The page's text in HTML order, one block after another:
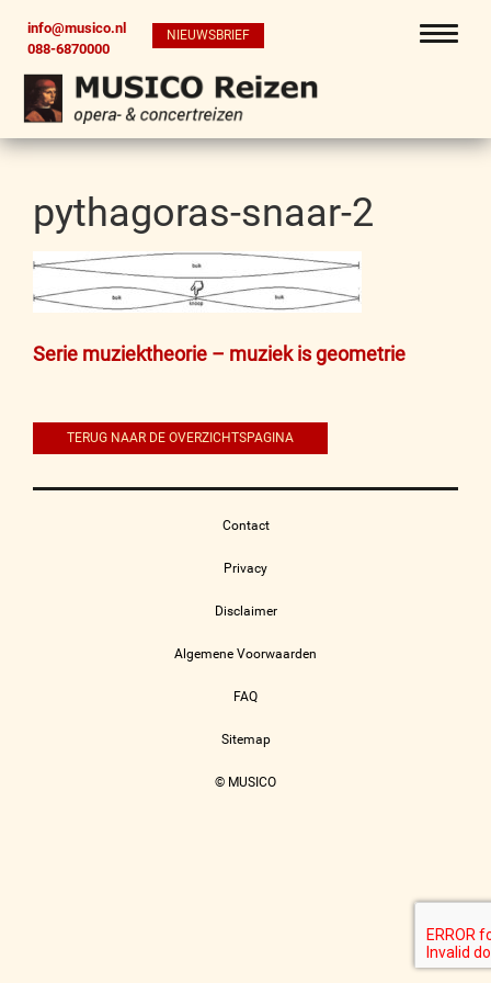
info@musico.nl
088-6870000
NIEUWSBRIEF
pythagoras-snaar-2
Bericht
Serie muziektheorie – muziek is geometrie
TERUG NAAR DE OVERZICHTSPAGINA
Contact
Privacy
Disclaimer
Algemene Voorwaarden
FAQ
Sitemap
© MUSICO